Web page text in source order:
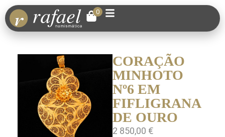
0
CORAÇÃO
MINHOTO
Nº6 EM
FIFLIGRANA
DE OURO
2 850,00 €